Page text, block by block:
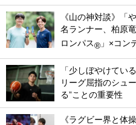
《山の神対談》「
名ランナー、柏原
ロンパス® 」×コン
「少しぼやけてい
リーグ屈指のシュ
る”ことの重要性
《ラグビー界と体